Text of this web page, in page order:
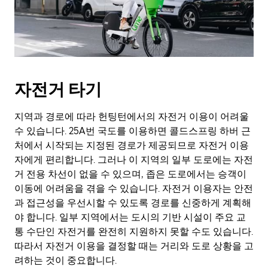
자전거 타기
지역과 경로에 따라 헌팅턴에서의 자전거 이용이 어려울
수 있습니다. 25A번 국도를 이용하면 콜드스프링 하버 근
처에서 시작되는 지정된 경로가 제공되므로 자전거 이용
자에게 편리합니다. 그러나 이 지역의 일부 도로에는 자전
거 전용 차선이 없을 수 있으며, 좁은 도로에서는 승객이
이동에 어려움을 겪을 수 있습니다. 자전거 이용자는 안전
과 접근성을 우선시할 수 있도록 경로를 신중하게 계획해
야 합니다. 일부 지역에서는 도시의 기반 시설이 주요 교
통 수단인 자전거를 완전히 지원하지 못할 수도 있습니다.
따라서 자전거 이용을 결정할 때는 거리와 도로 상황을 고
려하는 것이 중요합니다.